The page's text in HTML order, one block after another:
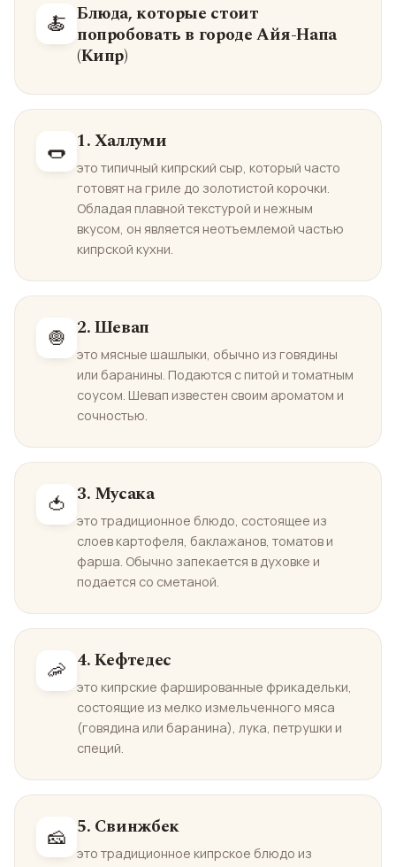
🍝 Блюда, которые стоит
попробовать в городе Айя-Напа
(Кипр)
🌭 1. Халлуми
это типичный кипрский сыр, который часто
готовят на гриле до золотистой корочки.
Обладая плавной текстурой и нежным
вкусом, он является неотъемлемой частью
кипрской кухни.
🧅 2. Шевап
это мясные шашлыки, обычно из говядины
или баранины. Подаются с питой и томатным
соусом. Шевап известен своим ароматом и
сочностью.
🍅 3. Мусака
это традиционное блюдо, состоящее из
слоев картофеля, баклажанов, томатов и
фарша. Обычно запекается в духовке и
подается со сметаной.
🦐 4. Кефтедес
это кипрские фаршированные фрикадельки,
состоящие из мелко измельченного мяса
(говядина или баранина), лука, петрушки и
специй.
🧀 5. Свинжбек
это традиционное кипрское блюдо из